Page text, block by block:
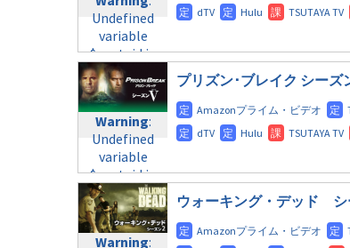
variable
$post_id in
/home/c4607168/public_html/osusume-
doga.com/wp-
content/themes/soledad-
child/post-
formats/format-
tax.phpon
line115
child/post-
formats/format-
tax.phpon
line112
Warning:
Undefined
variable
$post_id in
/home/c4607168/public_html/osusume-
doga.com/wp-
content/themes/soledad-
child/post-
formats/format-
Undefined
variable
$post_id in
/home/c4607168/public_html/osusume-
doga.com/wp-
content/themes/soledad-
child/post-
formats/format-
tax.phpon
line112
Warning:
Undefined
Warning:
Undefined
variable
$post_id in
/home/c4607168/public_html/osusume-
doga.com/wp-
content/themes/soledad-
プリズン･ブレイク シーズ
Warning:
ウォーキング・デッド シ